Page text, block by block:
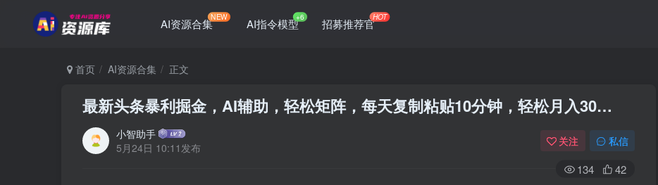
AI资源合集NEW AI指令模型+6 招募推荐官HOT
首页 AI资源合集 正文
最新头条暴利掘金，AI辅助，轻松矩阵，每天复制粘贴10分钟，轻松月入30…
小智助手
5月24日 10:11发布
关注 私信
134 42